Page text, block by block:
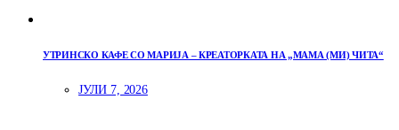
УТРИНСКО КАФЕ СО МАРИЈА – КРЕАТОРКАТА НА „МАМА (МИ) ЧИТА“
ЈУЛИ 7, 2026